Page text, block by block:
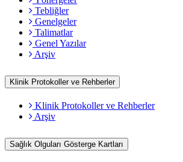
Tebliğler
Genelgeler
Talimatlar
Genel Yazılar
Arşiv
Klinik Protokoller ve Rehberler
Klinik Protokoller ve Rehberler
Arşiv
Sağlık Olguları Gösterge Kartları